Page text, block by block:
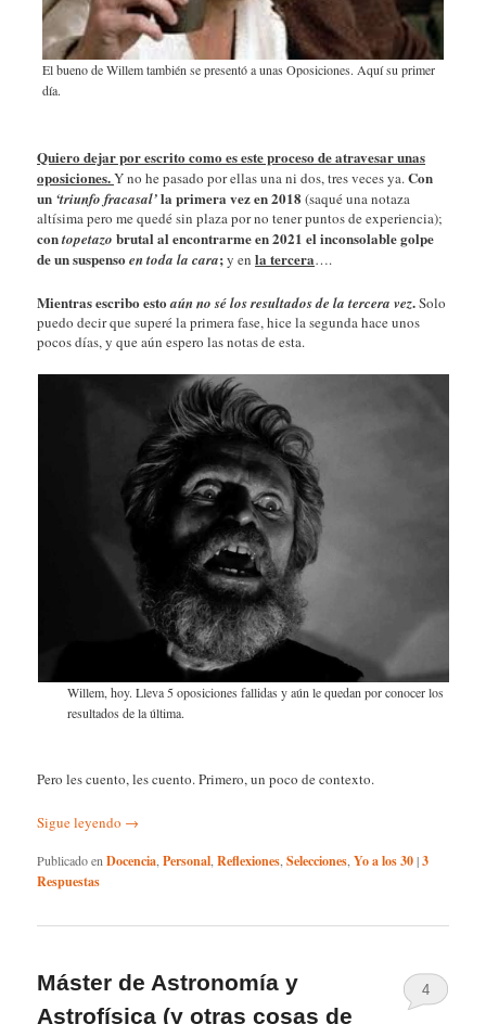
El bueno de Willem también se presentó a unas Oposiciones. Aquí su primer
día.
Quiero dejar por escrito como es este proceso de atravesar unas
oposiciones.Y no he pasado por ellas una ni dos, tres veces ya.Con
un ‘triunfo fracasal’la primera vez en 2018 (saqué una notaza
altísima pero me quedé sin plaza por no tener puntos de experiencia);
contopetazo brutal al encontrarme en 2021 el inconsolable golpe
de un suspensoen toda la cara;y enla tercera….
Mientras escribo estoaún no sé los resultados de la tercera vez.Solo
puedo decir que superé la primera fase, hice la segunda hace unos
pocos días, y que aún espero las notas de esta.
Willem, hoy. Lleva 5 oposiciones fallidas y aún le quedan por conocer los
resultados de la última.
Pero les cuento, les cuento. Primero, un poco de contexto.
Sigue leyendo →
Publicado en Docencia ,Personal ,Reflexiones ,Selecciones ,Yo a los 30|3
Respuestas
Máster de Astronomía y
Astrofísica (y otras cosas de
4